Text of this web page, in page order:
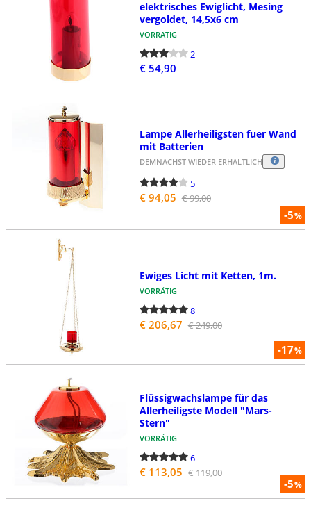
elektrisches Ewiglicht, Mesing
vergoldet, 14,5x6 cm
VORRÄTIG
2
€ 54,90
-5%
Lampe Allerheiligsten fuer Wand
mit Batterien
DEMNÄCHST WIEDER ERHÄLTLICH
5
€ 94,05 € 99,00
-17%
Ewiges Licht mit Ketten, 1m.
VORRÄTIG
8
€ 206,67 € 249,00
-5%
Flüssigwachslampe für das
Allerheiligste Modell "Mars-
Stern"
VORRÄTIG
6
€ 113,05 € 119,00